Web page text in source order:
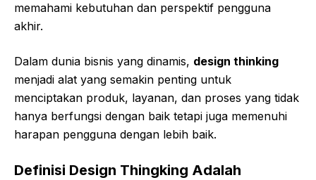
memahami kebutuhan dan perspektif pengguna
akhir.
Dalam dunia bisnis yang dinamis, design thinking
menjadi alat yang semakin penting untuk
menciptakan produk, layanan, dan proses yang tidak
hanya berfungsi dengan baik tetapi juga memenuhi
harapan pengguna dengan lebih baik.
Definisi Design Thingking Adalah